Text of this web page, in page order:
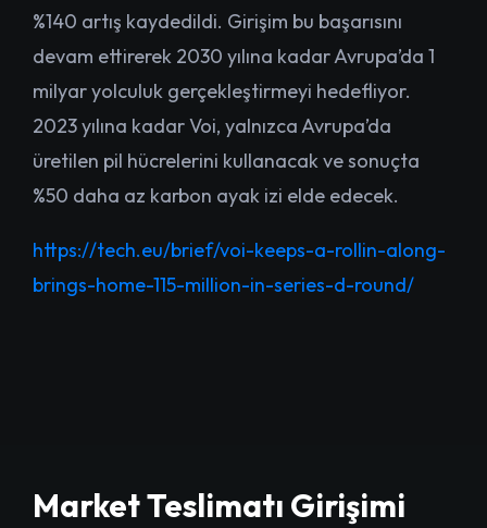
%140 artış kaydedildi. Girişim bu başarısını
devam ettirerek 2030 yılına kadar Avrupa’da 1
milyar yolculuk gerçekleştirmeyi hedefliyor.
2023 yılına kadar Voi, yalnızca Avrupa’da
üretilen pil hücrelerini kullanacak ve sonuçta
%50 daha az karbon ayak izi elde edecek.
https://tech.eu/brief/voi-keeps-a-rollin-along-
brings-home-115-million-in-series-d-round/
Market Teslimatı Girişimi